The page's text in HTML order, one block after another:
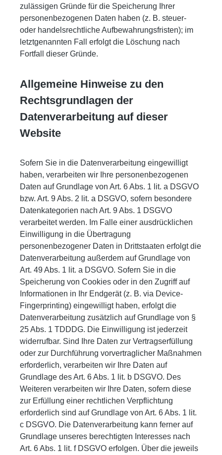
zulässigen Gründe für die Speicherung Ihrer
personenbezogenen Daten haben (z. B. steuer-
oder handelsrechtliche Aufbewahrungsfristen); im
letztgenannten Fall erfolgt die Löschung nach
Fortfall dieser Gründe.
Allgemeine Hinweise zu den
Rechtsgrundlagen der
Datenverarbeitung auf dieser
Website
Sofern Sie in die Datenverarbeitung eingewilligt
haben, verarbeiten wir Ihre personenbezogenen
Daten auf Grundlage von Art. 6 Abs. 1 lit. a DSGVO
bzw. Art. 9 Abs. 2 lit. a DSGVO, sofern besondere
Datenkategorien nach Art. 9 Abs. 1 DSGVO
verarbeitet werden. Im Falle einer ausdrücklichen
Einwilligung in die Übertragung
personenbezogener Daten in Drittstaaten erfolgt die
Datenverarbeitung außerdem auf Grundlage von
Art. 49 Abs. 1 lit. a DSGVO. Sofern Sie in die
Speicherung von Cookies oder in den Zugriff auf
Informationen in Ihr Endgerät (z. B. via Device-
Fingerprinting) eingewilligt haben, erfolgt die
Datenverarbeitung zusätzlich auf Grundlage von §
25 Abs. 1 TDDDG. Die Einwilligung ist jederzeit
widerrufbar. Sind Ihre Daten zur Vertragserfüllung
oder zur Durchführung vorvertraglicher Maßnahmen
erforderlich, verarbeiten wir Ihre Daten auf
Grundlage des Art. 6 Abs. 1 lit. b DSGVO. Des
Weiteren verarbeiten wir Ihre Daten, sofern diese
zur Erfüllung einer rechtlichen Verpflichtung
erforderlich sind auf Grundlage von Art. 6 Abs. 1 lit.
c DSGVO. Die Datenverarbeitung kann ferner auf
Grundlage unseres berechtigten Interesses nach
Art. 6 Abs. 1 lit. f DSGVO erfolgen. Über die jeweils